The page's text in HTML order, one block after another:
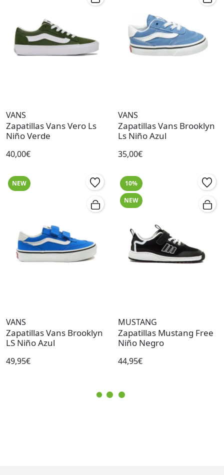
VANS
Zapatillas Vans Vero Ls
Niño Verde
40,00€
VANS
Zapatillas Vans Brooklyn
Ls Niño Azul
35,00€
NEW
VANS
Zapatillas Vans Brooklyn
LS Niño Azul
49,95€
10%
NEW
MUSTANG
Zapatillas Mustang Free
Niño Negro
44,95€